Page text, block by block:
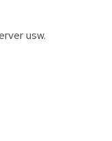
usw.